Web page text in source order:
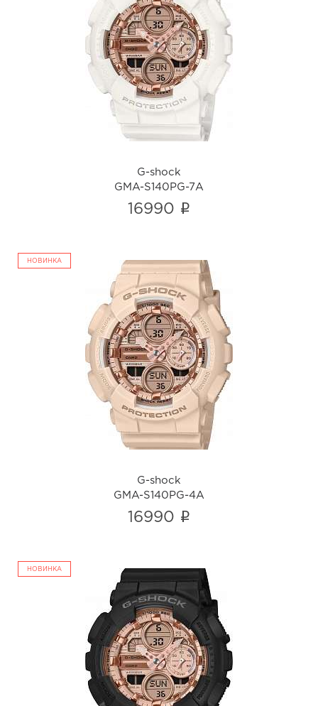
G-shock
GMA-S140PG-7A
i
G-shock
GMA-S140PG-7A
16990 i
НОВИНКА
G-shock
GMA-S140PG-4A
i
G-shock
GMA-S140PG-4A
16990 i
НОВИНКА
G-shock
GMA-S140PG-1A
i